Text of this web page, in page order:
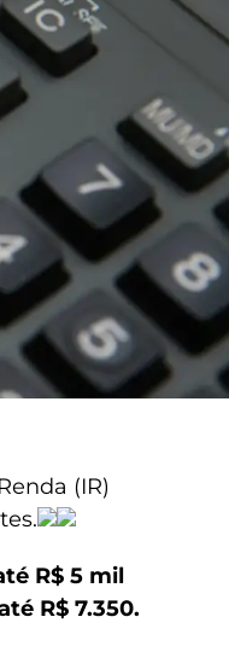
(IR)
R$ 5 mil
R$ 7.350.